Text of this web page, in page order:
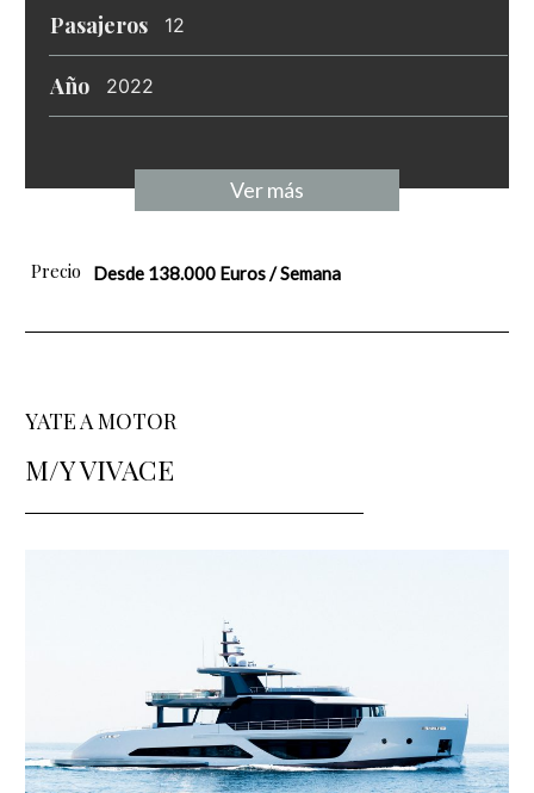
Pasajeros 12
Año 2022
Ver más
Precio Desde 138.000 Euros / Semana
YATE A MOTOR
M/Y VIVACE